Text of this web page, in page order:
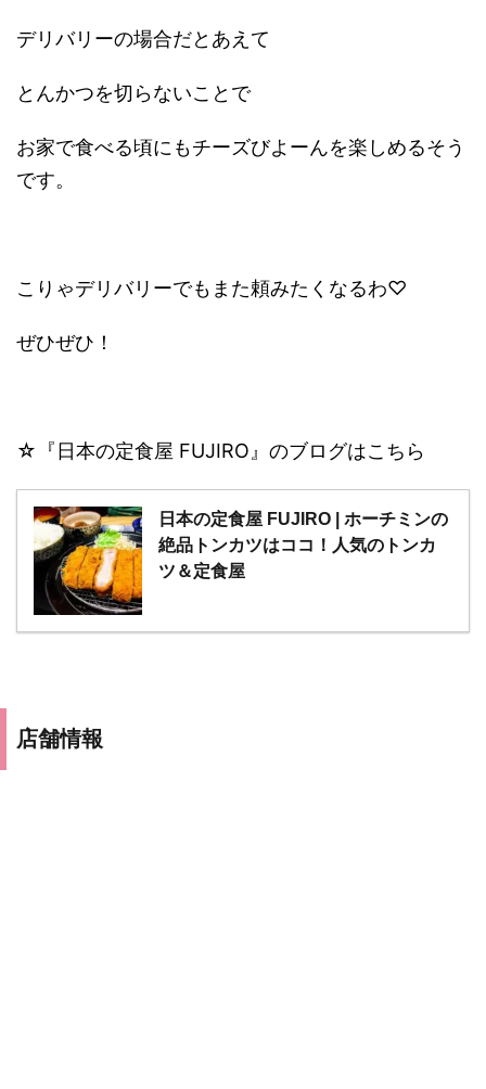
デリバリーの場合だとあえて
とんかつを切らないことで
お家で食べる頃にもチーズびよーんを楽しめるそう
です。
こりゃデリバリーでもまた頼みたくなるわ♡
ぜひぜひ！
☆『日本の定食屋 FUJIRO』のブログはこちら
日本の定食屋 FUJIRO | ホーチミンの
絶品トンカツはココ！人気のトンカ
ツ＆定食屋
店舗情報